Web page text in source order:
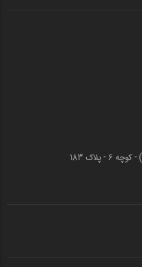
قم - خیابان انقلاب (چهارمردان)‌ - کوچه 6 - پلاک 183